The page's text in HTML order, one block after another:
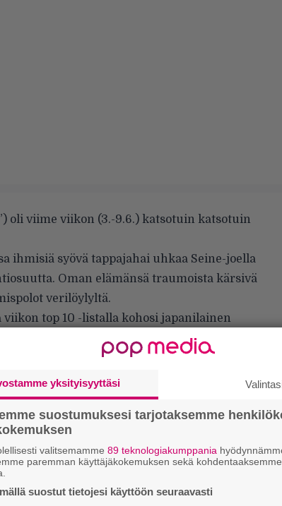
oli viime viikon (3.-9.6.) katsotuin katsotuin
ihmisiä syövä tappajahai uhkaa Seine-joella
Oman elämänsä traumoista kärsivä
verilöylyltä.
top 10 -listalla kohosi japanilainen
(2023) ja kolmanneksi esihistoriallinen
yksityisyyttäsi
suostumuksesi tarjotaksemme
valitsemamme 89 teknologiakumppania
paremman käyttäjäkokemuksen sekä
suostut tietojesi käyttöön seuraavasti